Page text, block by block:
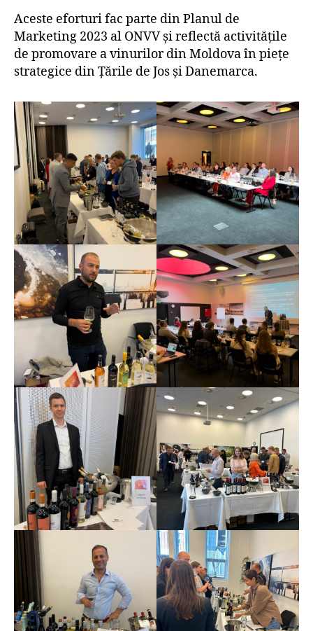
Aceste eforturi fac parte din Planul de
Marketing 2023 al ONVV și reflectă activitățile
de promovare a vinurilor din Moldova în piețe
strategice din Țările de Jos și Danemarca.